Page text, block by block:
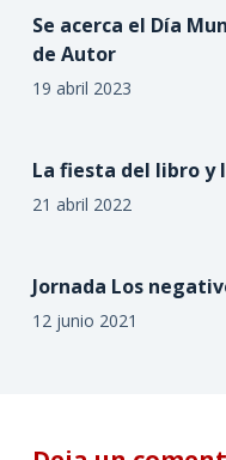
Se acerca el Día
de Autor
19 abril 2023
La fiesta del libro y
21 abril 2022
Jornada Los
12 junio 2021